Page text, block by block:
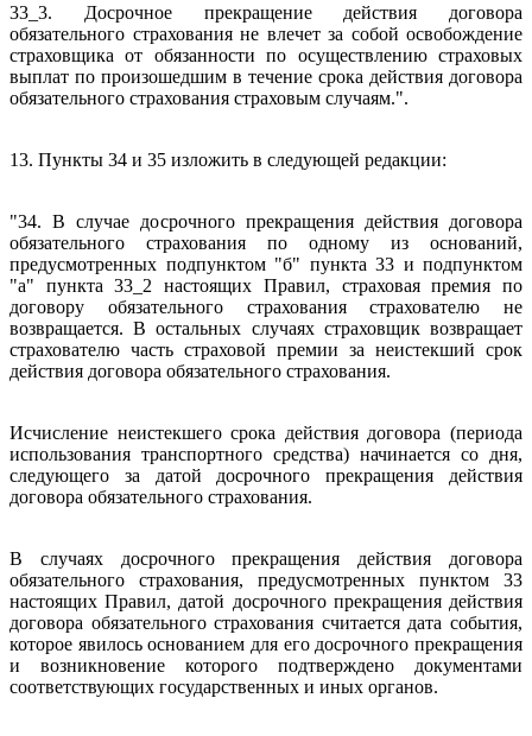
33_3. Досрочное прекращение действия договора
обязательного страхования не влечет за собой освобождение
страховщика от обязанности по осуществлению страховых
выплат по произошедшим в течение срока действия договора
обязательного страхования страховым случаям.".
13. Пункты 34 и 35 изложить в следующей редакции:
"34. В случае досрочного прекращения действия договора
обязательного страхования по одному из оснований,
предусмотренных подпунктом "б" пункта 33 и подпунктом
"а" пункта 33_2 настоящих Правил, страховая премия по
договору обязательного страхования страхователю не
возвращается. В остальных случаях страховщик возвращает
страхователю часть страховой премии за неистекший срок
действия договора обязательного страхования.
Исчисление неистекшего срока действия договора (периода
использования транспортного средства) начинается со дня,
следующего за датой досрочного прекращения действия
договора обязательного страхования.
В случаях досрочного прекращения действия договора
обязательного страхования, предусмотренных пунктом 33
настоящих Правил, датой досрочного прекращения действия
договора обязательного страхования считается дата события,
которое явилось основанием для его досрочного прекращения
и возникновение которого подтверждено документами
соответствующих государственных и иных органов.